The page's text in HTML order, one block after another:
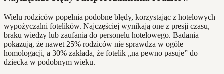
Wielu rodziców popełnia podobne błędy, korzystając z hotelowych
wypożyczalni fotelików. Najczęściej wynikają one z presji czasu,
braku wiedzy lub zaufania do personelu hotelowego. Badania
pokazują, że nawet 25% rodziców nie sprawdza w ogóle
homologacji, a 30% zakłada, że fotelik „na pewno pasuje” do
dziecka w podobnym wieku.